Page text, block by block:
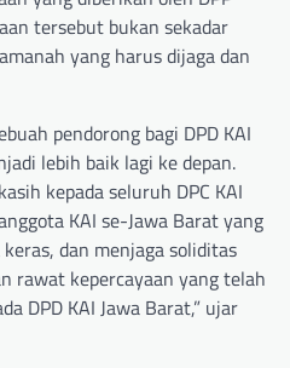
tersebut bukan sekadar
yang harus dijaga dan
pendorong bagi DPD KAI
lebih baik lagi ke depan.
kepada seluruh DPC KAI
KAI se-Jawa Barat yang
dan menjaga soliditas
rawat kepercayaan yang telah
DPD KAI Jawa Barat,” ujar